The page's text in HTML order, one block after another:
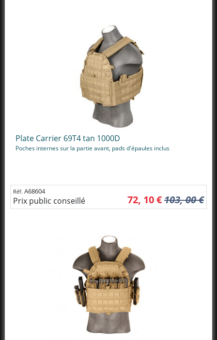
Plate Carrier 69T4 tan 1000D
Poches internes sur la partie avant, pads d'épaules inclus
Réf. A68604
Prix public conseillé 103, 00 €
72, 10 €